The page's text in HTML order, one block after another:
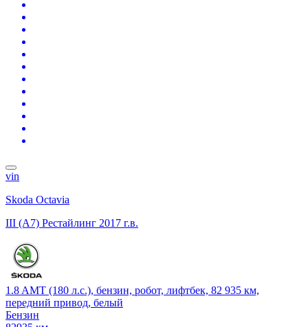
vin
Skoda Octavia
III (A7) Рестайлинг 2017 г.в.
1.8 AMT (180 л.с.), бензин, робот, лифтбек, 82 935 км,
передний привод, белый
Бензин